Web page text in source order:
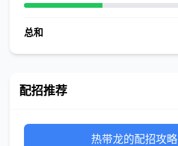
总和
配招推荐
热带龙的配招攻略